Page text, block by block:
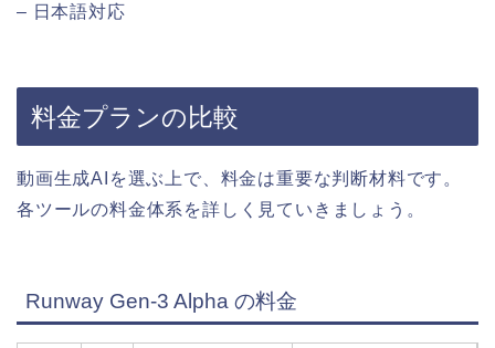
– 日本語対応
料金プランの比較
動画生成AIを選ぶ上で、料金は重要な判断材料です。
各ツールの料金体系を詳しく見ていきましょう。
Runway Gen-3 Alpha の料金